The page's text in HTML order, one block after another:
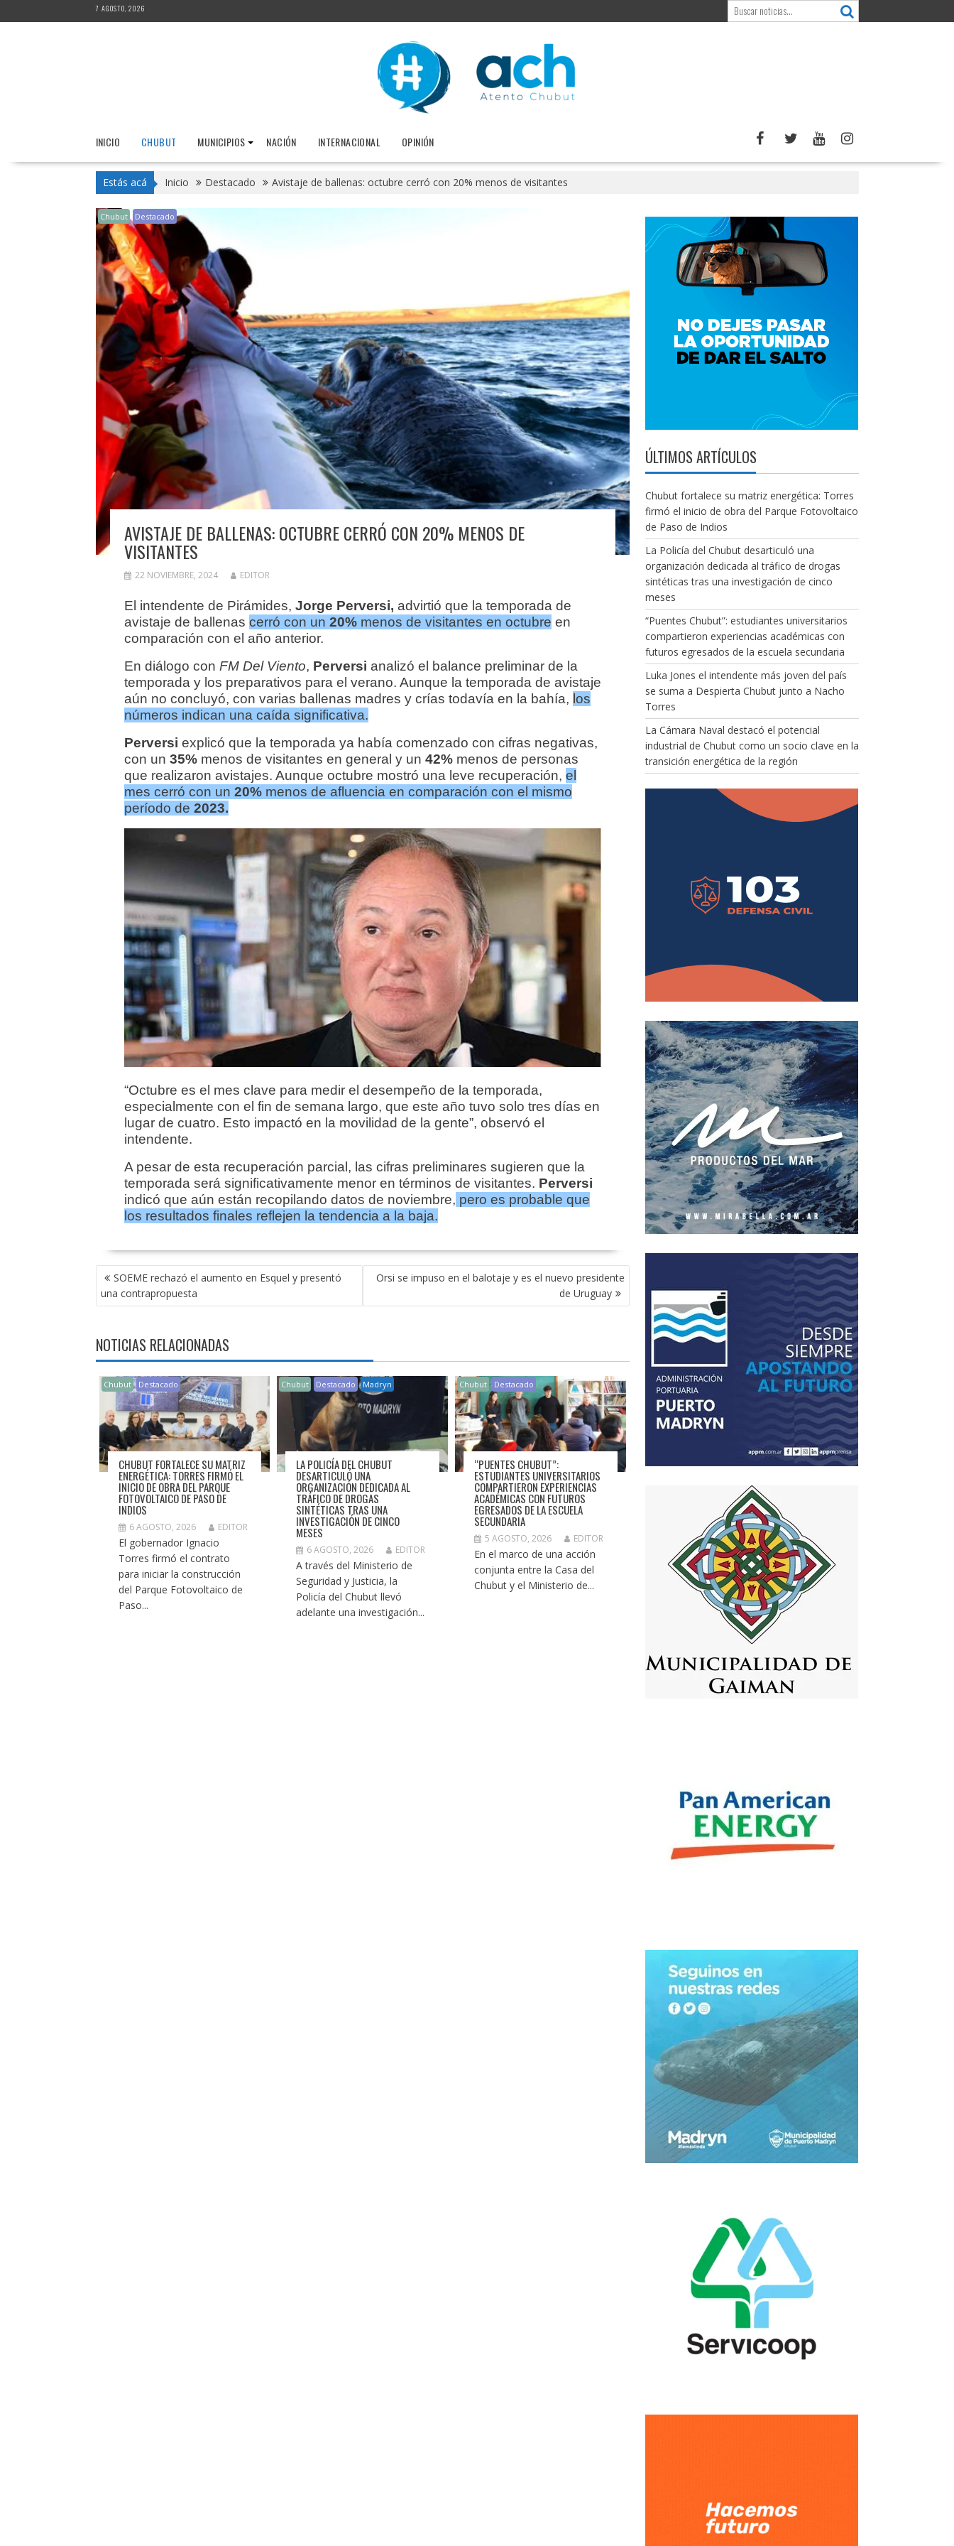
al
7 AGOSTO, 2026
INICIO CHUBUT MUNICIPIOS NACIÓN INTERNACIONAL OPINIÓN
Estás acá Inicio Destacado Avistaje de ballenas: octubre cerró con 20% menos de visitantes
Chubut Destacado
AVISTAJE DE BALLENAS: OCTUBRE CERRÓ CON 20% MENOS DE
VISITANTES
22 NOVIEMBRE, 2024 EDITOR
El intendente de Pirámides, Jorge Perversi, advirtió que la temporada de
avistaje de ballenas cerró con un 20%menos de visitantes en octubre en
comparación con el año anterior.
En diálogo con FM Del Viento, Perversi analizó el balance preliminar de la
temporada y los preparativos para el verano. Aunque la temporada de avistaje
aún no concluyó, con varias ballenas madres y crías todavía en la bahía, los
números indican una caída significativa.
Perversi explicó que la temporada ya había comenzado con cifras negativas,
con un 35%menos de visitantes en general y un 42%menos de personas
que realizaron avistajes. Aunque octubre mostró una leve recuperación, el
mes cerró con un 20%menos de afluencia en comparación con el mismo
período de 2023.
“Octubre es el mes clave para medir el desempeño de la temporada,
especialmente con el fin de semana largo, que este año tuvo solo tres días en
lugar de cuatro. Esto impactó en la movilidad de la gente”, observó el
intendente.
A pesar de esta recuperación parcial, las cifras preliminares sugieren que la
temporada será significativamente menor en términos de visitantes. Perversi
indicó que aún están recopilando datos de noviembre, pero es probable que
los resultados finales reflejen la tendencia a la baja.
NAVEGACIÓN
DE
ENTRADAS
SOEME rechazó el aumento en Esquel y presentó
una contrapropuesta
Orsi se impuso en el balotaje y es el nuevo presidente
de Uruguay
NOTICIAS RELACIONADAS
Chubut Destacado
CHUBUT FORTALECE SU MATRIZ
ENERGÉTICA: TORRES FIRMÓ EL
INICIO DE OBRA DEL PARQUE
FOTOVOLTAICO DE PASO DE
INDIOS
6 AGOSTO, 2026 EDITOR
El gobernador Ignacio
Torres firmó el contrato
para iniciar la construcción
del Parque Fotovoltaico de
Paso...
Chubut Destacado Madryn
LA POLICÍA DEL CHUBUT
DESARTICULÓ UNA
ORGANIZACIÓN DEDICADA AL
TRÁFICO DE DROGAS
SINTÉTICAS TRAS UNA
INVESTIGACIÓN DE CINCO
MESES
6 AGOSTO, 2026 EDITOR
A través del Ministerio de
Seguridad y Justicia, la
Policía del Chubut llevó
adelante una investigación...
Chubut Destacado
“PUENTES CHUBUT”:
ESTUDIANTES UNIVERSITARIOS
COMPARTIERON EXPERIENCIAS
ACADÉMICAS CON FUTUROS
EGRESADOS DE LA ESCUELA
SECUNDARIA
5 AGOSTO, 2026 EDITOR
En el marco de una acción
conjunta entre la Casa del
Chubut y el Ministerio de...
ÚLTIMOS ARTÍCULOS
Chubut fortalece su matriz energética: Torres
firmó el inicio de obra del Parque Fotovoltaico
de Paso de Indios
La Policía del Chubut desarticuló una
organización dedicada al tráfico de drogas
sintéticas tras una investigación de cinco
meses
“Puentes Chubut”: estudiantes universitarios
compartieron experiencias académicas con
futuros egresados de la escuela secundaria
Luka Jones el intendente más joven del país
se suma a Despierta Chubut junto a Nacho
Torres
La Cámara Naval destacó el potencial
industrial de Chubut como un socio clave en la
transición energética de la región